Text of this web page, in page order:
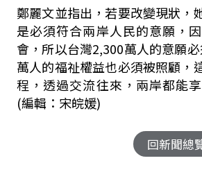
鄭麗文並指出，若要改變現狀，
是必須符合兩岸人民的意願，
會，所以台灣2,300萬人的意願
萬人的福祉權益也必須被照顧，
程，透過交流往來，兩岸都能
(編輯：宋皖媛)
回新聞總